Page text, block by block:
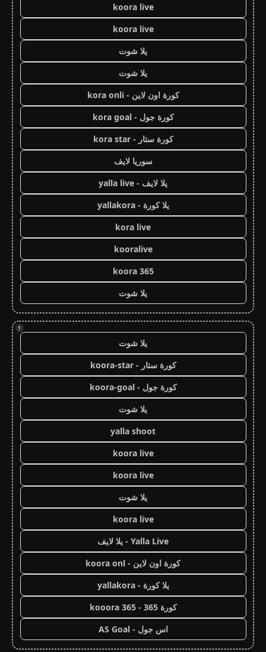
koora live
koora live
يلا شوت
يلا شوت
كورة اون لاين - kora onli
كورة جول - kora goal
كورة ستار - kora star
سوريا لايف
يلا لايف - yalla live
يلا كورة - yallakora
kora live
kooralive
koora 365
يلا شوت
!
يلا شوت
كورة ستار - koora-star
كورة جول - koora-goal
يلا شوت
yalla shoot
koora live
koora live
يلا شوت
koora live
Yalla Live - يلا لايف
كورة اون لاين - koora onl
يلا كورة - yallakora
كورة 365 - kooora 365
اس جول - AS Goal